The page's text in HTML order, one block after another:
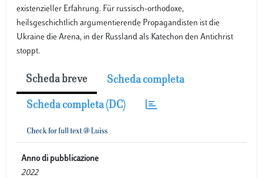
existenzieller Erfahrung. Für russisch-orthodoxe,
heilsgeschichtlich argumentierende Propagandisten ist die
Ukraine die Arena, in der Russland als Katechon den Antichrist
stoppt.
Scheda breve Scheda completa
Scheda completa (DC)
Anno di pubblicazione
2022